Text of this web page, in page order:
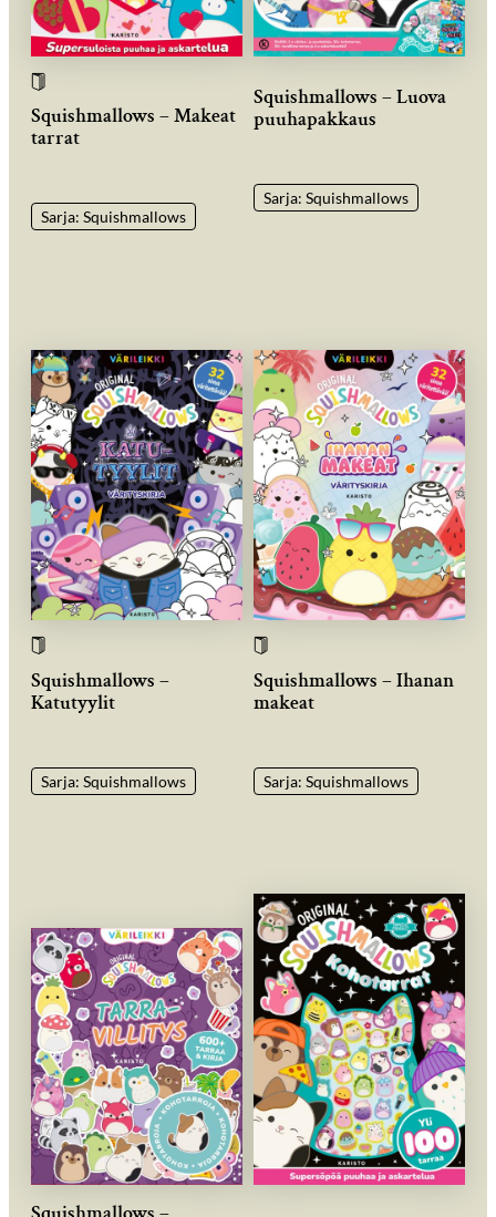
Squishmallows – Makeat
tarrat
Sarja: Squishmallows
Squishmallows – Luova
puuhapakkaus
Sarja: Squishmallows
Squishmallows –
Katutyylit
Sarja: Squishmallows
Squishmallows – Ihanan
makeat
Sarja: Squishmallows